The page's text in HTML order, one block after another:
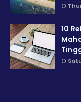
10